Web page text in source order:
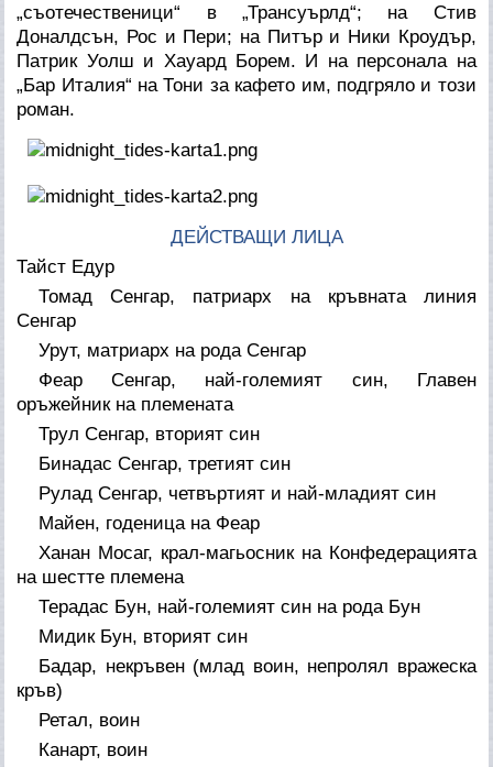
„съотечественици“ в „Трансуърлд“; на Стив
Доналдсън, Рос и Пери; на Питър и Ники Кроудър,
Патрик Уолш и Хауард Борем. И на персонала на
„Бар Италия“ на Тони за кафето им, подгряло и този
роман.
ДЕЙСТВАЩИ ЛИЦА
Тайст Едур
Томад Сенгар, патриарх на кръвната линия
Сенгар
Урут, матриарх на рода Сенгар
Феар Сенгар, най-големият син, Главен
оръжейник на племената
Трул Сенгар, вторият син
Бинадас Сенгар, третият син
Рулад Сенгар, четвъртият и най-младият син
Майен, годеница на Феар
Ханан Мосаг, крал-магьосник на Конфедерацията
на шестте племена
Терадас Бун, най-големият син на рода Бун
Мидик Бун, вторият син
Бадар, некръвен (млад воин, непролял вражеска
кръв)
Ретал, воин
Канарт, воин